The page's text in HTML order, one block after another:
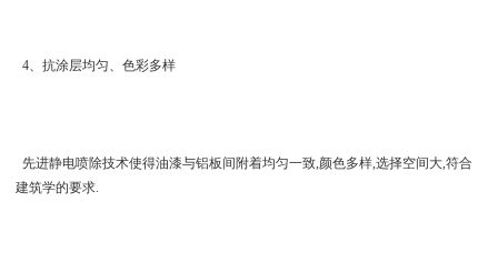
4、抗涂层均匀、色彩多样
先进静电喷除技术使得油漆与铝板间附着均匀一致,颜色多样,选择空间大,符合
建筑学的要求.